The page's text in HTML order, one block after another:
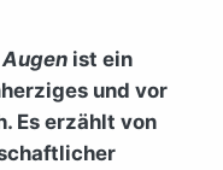
ist ein
und vor
Es erzählt von